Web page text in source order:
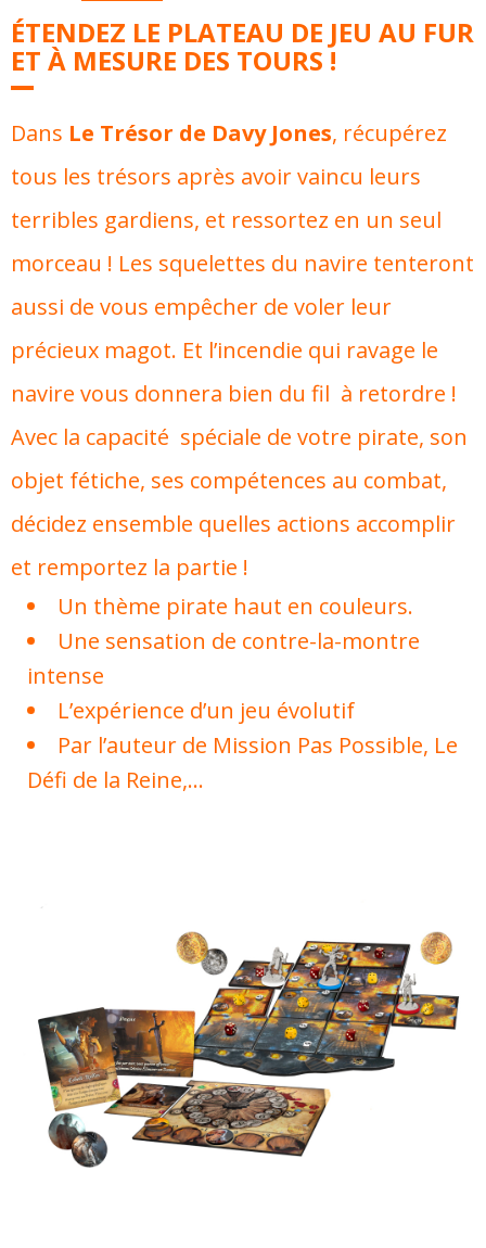
ÉTENDEZ LE PLATEAU DE JEU AU FUR
ET À MESURE DES TOURS !
Dans Le Trésor de Davy Jones, récupérez
tous les trésors après avoir vaincu leurs
terribles gardiens, et ressortez en un seul
morceau ! Les squelettes du navire tenteront
aussi de vous empêcher de voler leur
précieux magot. Et l’incendie qui ravage le
navire vous donnera bien du fil à retordre !
Avec la capacité spéciale de votre pirate, son
objet fétiche, ses compétences au combat,
décidez ensemble quelles actions accomplir
et remportez la partie !
Un thème pirate haut en couleurs.
Une sensation de contre-la-montre
intense
L’expérience d’un jeu évolutif
Par l’auteur de Mission Pas Possible, Le
Défi de la Reine,…